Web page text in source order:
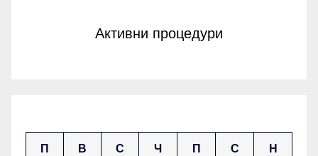
Активни процедури
П В С Ч П С Н